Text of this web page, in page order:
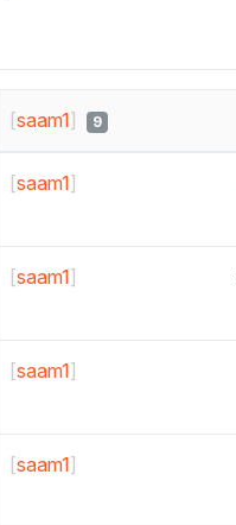
[saam1] 9
[saam1]
[saam1]
[saam1]
[saam1]